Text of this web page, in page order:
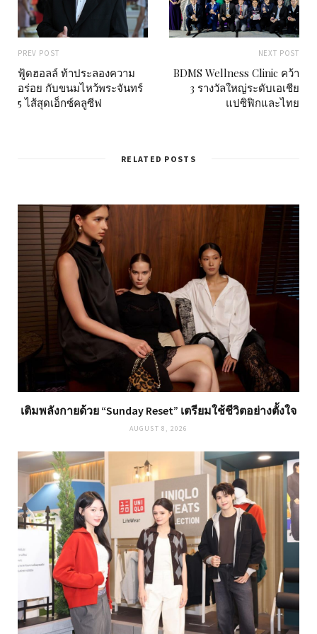
PREV POST
ฟู้ดฮอลล์ ท้าประลองความ
อร่อย กับขนมไหว้พระจันทร์
5 ไส้สุดเอ็กซ์คลูซีฟ
NEXT POST
BDMS Wellness Clinic คว้า
3 รางวัลใหญ่ระดับเอเชีย
แปซิฟิกและไทย
RELATED POSTS
เติมพลังกายด้วย “Sunday Reset” เตรียมใช้ชีวิตอย่างตั้งใจ
AUGUST 8, 2026